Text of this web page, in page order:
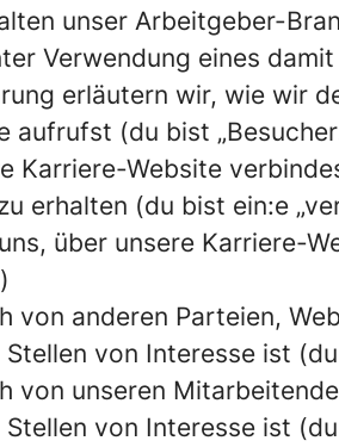
unser Arbeitgeber-
Verwendung eines
erläutern wir, wie wir
aufrufst (du bist
Karriere-Website
erhalten (du bist ein:e
über unsere Karriere-
von anderen Parteien,
von Interesse ist
von unseren
von Interesse ist